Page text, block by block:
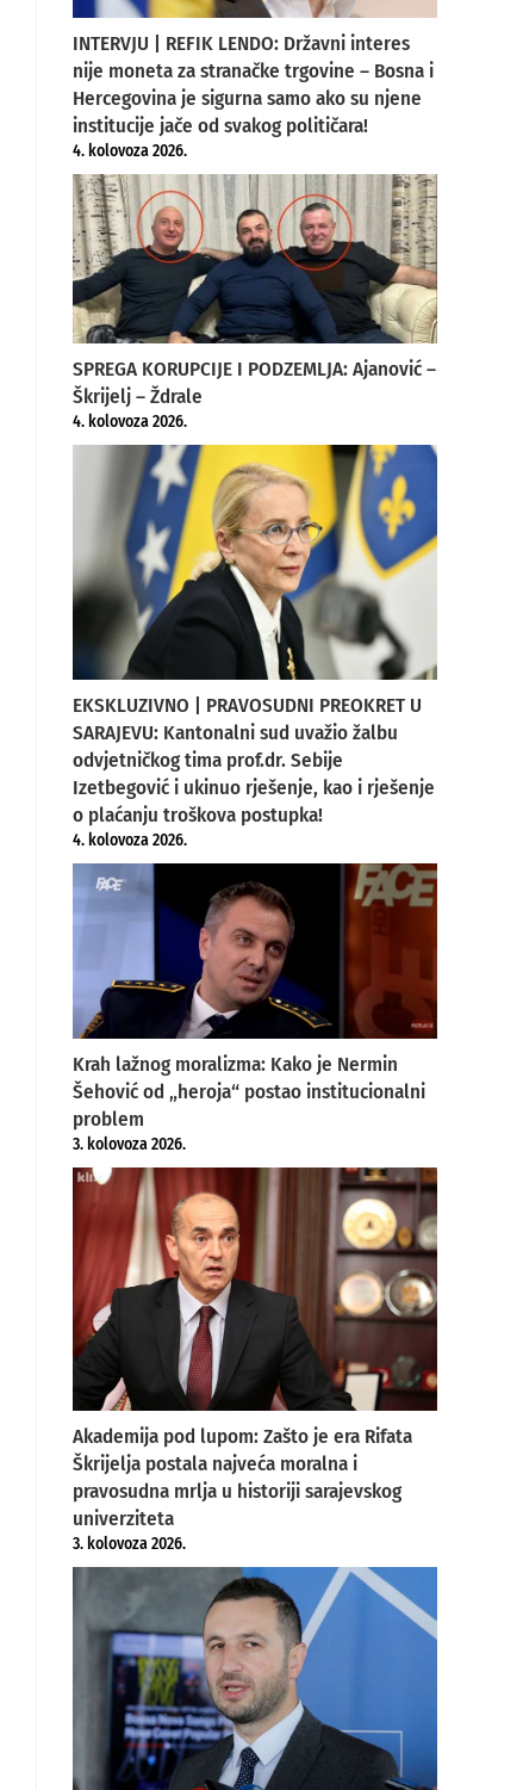
INTERVJU | REFIK LENDO: Državni interes
nije moneta za stranačke trgovine – Bosna i
Hercegovina je sigurna samo ako su njene
institucije jače od svakog političara!
4. kolovoza 2026.
SPREGA KORUPCIJE I PODZEMLJA: Ajanović –
Škrijelj – Ždrale
4. kolovoza 2026.
EKSKLUZIVNO | PRAVOSUDNI PREOKRET U
SARAJEVU: Kantonalni sud uvažio žalbu
odvjetničkog tima prof.dr. Sebije
Izetbegović i ukinuo rješenje, kao i rješenje
o plaćanju troškova postupka!
4. kolovoza 2026.
Krah lažnog moralizma: Kako je Nermin
Šehović od „heroja“ postao institucionalni
problem
3. kolovoza 2026.
Akademija pod lupom: Zašto je era Rifata
Škrijelja postala najveća moralna i
pravosudna mrlja u historiji sarajevskog
univerziteta
3. kolovoza 2026.